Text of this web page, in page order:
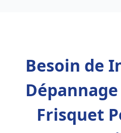
Besoin de
Frisquet